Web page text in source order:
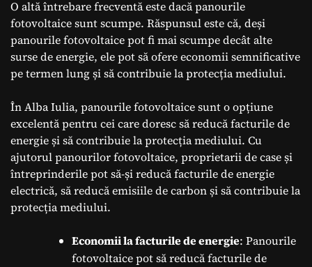
O altă întrebare frecventă este dacă panourile
fotovoltaice sunt scumpe. Răspunsul este că, deși
panourile fotovoltaice pot fi mai scumpe decât alte
surse de energie, ele pot să ofere economii semnificative
pe termen lung și să contribuie la protecția mediului.
În Alba Iulia, panourile fotovoltaice sunt o opțiune
excelentă pentru cei care doresc să reducă facturile de
energie și să contribuie la protecția mediului. Cu
ajutorul panourilor fotovoltaice, proprietarii de case și
întreprinderile pot să-și reducă facturile de energie
electrică, să reducă emisiile de carbon și să contribuie la
protecția mediului.
Economii la facturile de energie: Panourile
fotovoltaice pot să reducă facturile de